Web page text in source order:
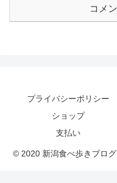
コメ
プライバシーポリシー
ショップ
支払い
© 2020 新潟食べ歩きブロ